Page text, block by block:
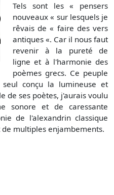
Tels sont les « pensers
nouveaux « sur lesquels je
rêvais de « faire des vers
antiques «. Car il nous faut
revenir à la pureté de
ligne et à l'harmonie des
poèmes grecs. Ce peuple
conçu la lumineuse et
de ses poètes, j'aurais voulu
sonore et de caressante
de l'alexandrin classique
multiples enjambements.